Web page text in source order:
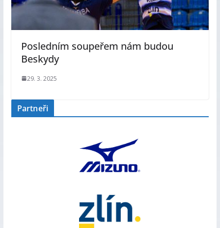
Posledním soupeřem nám budou
Beskydy
29. 3. 2025
Partneři